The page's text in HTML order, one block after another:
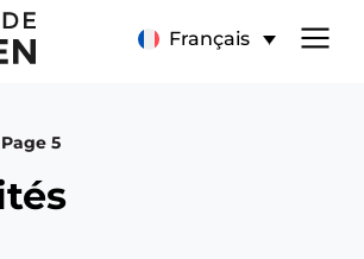
Français
Page 5